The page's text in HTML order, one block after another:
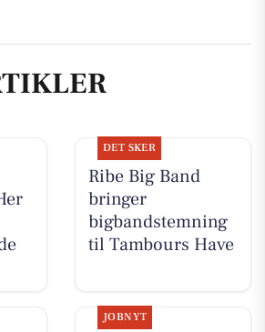
DET SKER
Ribe Big Band
bringer
bigbandstemning
til Tambours Have
JOBNYT